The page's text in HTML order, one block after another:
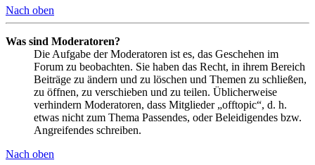
Nach oben
Was sind Moderatoren?
Die Aufgabe der Moderatoren ist es, das Geschehen im
Forum zu beobachten. Sie haben das Recht, in ihrem Bereich
Beiträge zu ändern und zu löschen und Themen zu schließen,
zu öffnen, zu verschieben und zu teilen. Üblicherweise
verhindern Moderatoren, dass Mitglieder „offtopic“, d. h.
etwas nicht zum Thema Passendes, oder Beleidigendes bzw.
Angreifendes schreiben.
Nach oben